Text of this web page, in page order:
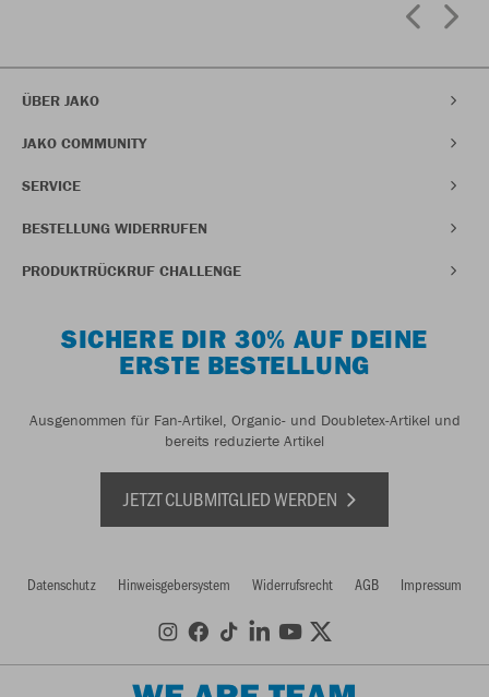
ÜBER JAKO
JAKO COMMUNITY
SERVICE
BESTELLUNG WIDERRUFEN
PRODUKTRÜCKRUF CHALLENGE
SICHERE DIR 30% AUF DEINE
ERSTE BESTELLUNG
Ausgenommen für Fan-Artikel, Organic- und Doubletex-Artikel und
bereits reduzierte Artikel
JETZT CLUBMITGLIED WERDEN
Datenschutz Hinweisgebersystem Widerrufsrecht AGB Impressum